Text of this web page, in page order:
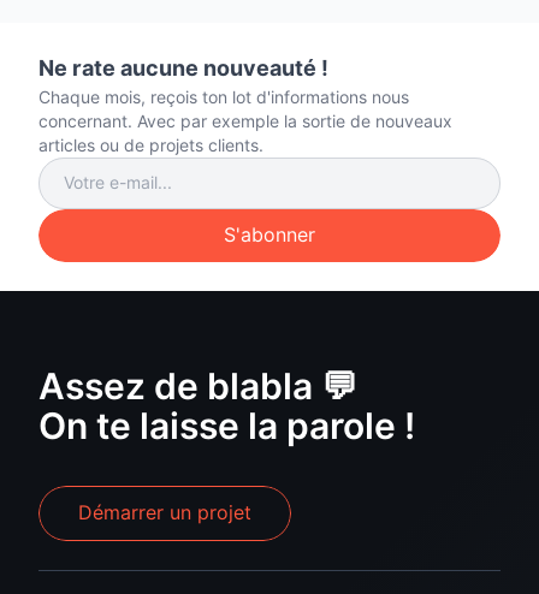
Ne rate aucune nouveauté !
Chaque mois, reçois ton lot d'informations nous
concernant. Avec par exemple la sortie de nouveaux
articles ou de projets clients.
S'abonner
Assez de blabla 💬
On te laisse la parole !
Démarrer un projet